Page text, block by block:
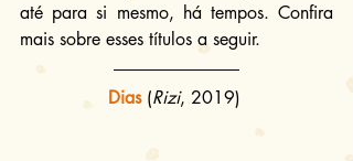
até para si mesmo, há tempos. Confira
mais sobre esses títulos a seguir.
Dias (Rizi, 2019)